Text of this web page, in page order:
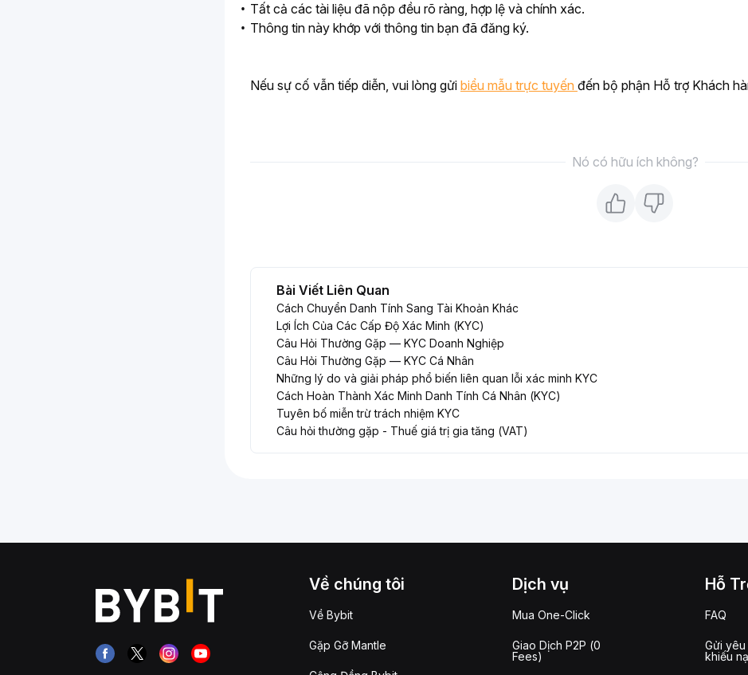
Tất cả các tài liệu đã nộp đều rõ ràng, hợp lệ và chính xác.
Thông tin này khớp với thông tin bạn đã đăng ký.
Nếu sự cố vẫn tiếp diễn, vui lòng gửi biểu mẫu trực tuyến đến bộ phận Hỗ trợ Khách
Nó có hữu ích không?
Bài Viết Liên Quan
Cách Chuyển Danh Tính Sang Tài Khoản Khác
Lợi Ích Của Các Cấp Độ Xác Minh (KYC)
Câu Hỏi Thường Gặp — KYC Doanh Nghiệp
Câu Hỏi Thường Gặp — KYC Cá Nhân
Những lý do và giải pháp phổ biến liên quan lỗi xác minh KYC
Cách Hoàn Thành Xác Minh Danh Tính Cá Nhân (KYC)
Tuyên bố miễn trừ trách nhiệm KYC
Câu hỏi thường gặp - Thuế giá trị gia tăng (VAT)
Về chúng tôi
Về Bybit
Gặp Gỡ Mantle
Dịch vụ
Mua One-Click
Giao Dịch P2P (0
Fees)
Hỗ
FAQ
Gửi
khiếu